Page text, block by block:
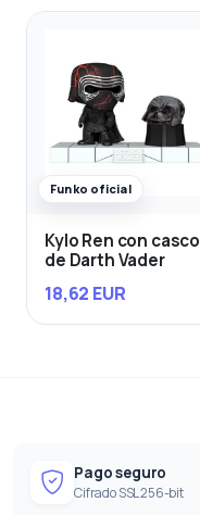
Funko oficial
Kylo Ren con casco
de Darth Vader
18,62 EUR
Pago seguro
Cifrado SSL 256-bit